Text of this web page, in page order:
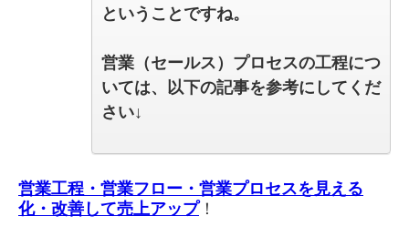
ということですね。
営業（セールス）プロセスの工程につ
いては、以下の記事を参考にしてくだ
さい↓
営業工程・営業フロー・営業プロセスを見える
化・改善して売上アップ！